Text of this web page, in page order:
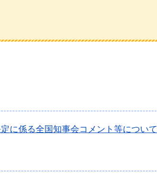
に係る全国知事会コメント等について